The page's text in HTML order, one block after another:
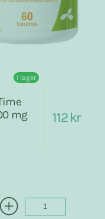
I lager
mg
112 kr